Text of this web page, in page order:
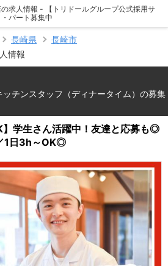
求人情報 - 【トリドールグループ公式採用サ
パート募集中
長崎県
長崎市
情報
ッチンスタッフ（ディナータイム）の募集
】学生さん活躍中！友達と応募も◎
1日3h～OK◎